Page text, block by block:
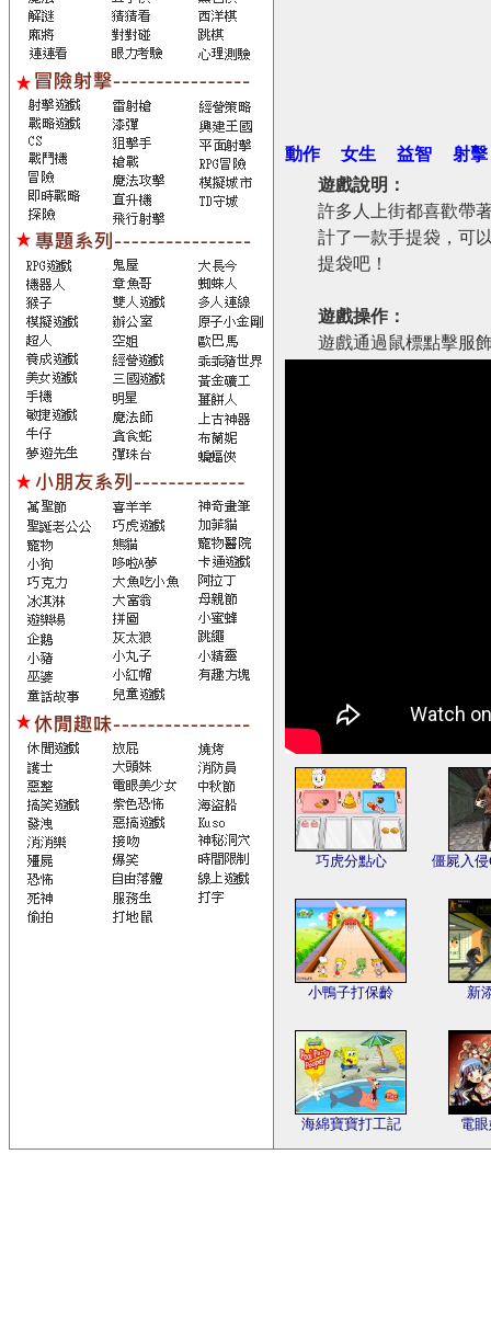
動作 女生 益智
射擊
遊戲說明：
許多人上街都喜歡帶
計了一款手提袋，可
提袋吧！
遊戲操作：
遊戲通過鼠標點擊服
巧虎分點心 僵屍入
小鴨子打保齡 新
海綿寶寶打工記 電